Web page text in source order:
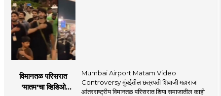
विमानतळ परिसरात
'मातम'चा व्हिडिओ
Mumbai Airport Matam Video
Controversy मुंबईतील छत्रपती शिवाजी महाराज
आंतरराष्ट्रीय विमानतळ परिसरात शिया समाजातील काही